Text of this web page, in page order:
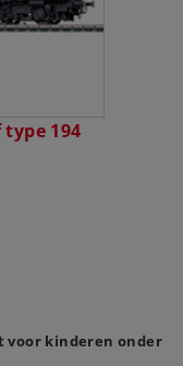
194
voor kinderen onder